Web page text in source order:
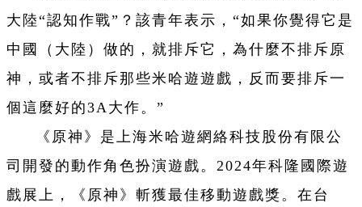
大陸“認知作戰”？該青年表示，“如果你覺得它是
中國（大陸）做的，就排斥它，為什麼不排斥原
神，或者不排斥那些米哈遊遊戲，反而要排斥一
個這麼好的3A大作。”
《原神》是上海米哈遊網絡科技股份有限公
司開發的動作角色扮演遊戲。2024年科隆國際遊
戲展上，《原神》斬獲最佳移動遊戲獎。在台